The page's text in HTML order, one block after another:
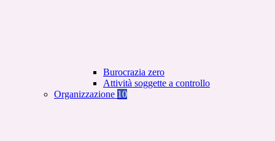
Burocrazia zero
Attività soggette a controllo
Organizzazione 10